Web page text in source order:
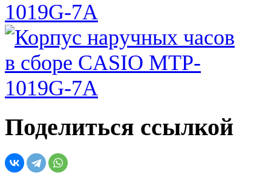
Поделиться ссылкой